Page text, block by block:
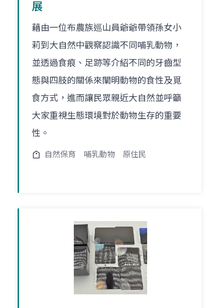
展
藉由一位布農族巡山員爺爺帶領孫女小
莉到大自然中觀察認識不同哺乳動物，
並透過食痕、足跡等介紹不同的牙齒型
態與四肢的關係來闡明動物的食性及覓
食方式，進而讓民眾親近大自然並呼籲
大家重視生態環境對於動物生存的重要
性。
自然保育 哺乳動物 原住民